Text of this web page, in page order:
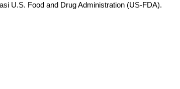
U.S. Food and Drug Administration (US-FDA).